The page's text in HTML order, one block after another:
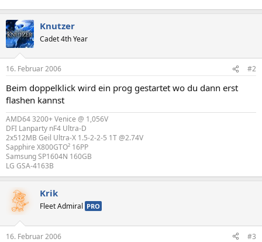
Knutzer
Cadet 4th Year
16. Februar 2006 #2
Beim doppelklick wird ein prog gestartet wo du dann erst
flashen kannst
AMD64 3200+ Venice @ 1,056V
DFI Lanparty nF4 Ultra-D
2x512MB Geil Ultra-X 1.5-2-2-5 1T @2.74V
Sapphire X800GTO² 16PP
Samsung SP1604N 160GB
LG GSA-4163B
Krik
Fleet Admiral PRO
16. Februar 2006 #3